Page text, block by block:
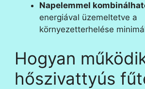
Napelemmel
energiával üzemeltetve a
környezetterhelése
Hogyan
hőszivattyús